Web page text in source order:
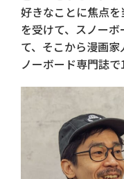
好きなことに焦点
を受けて、スノー
て、そこから漫画
ノーボード専門誌で